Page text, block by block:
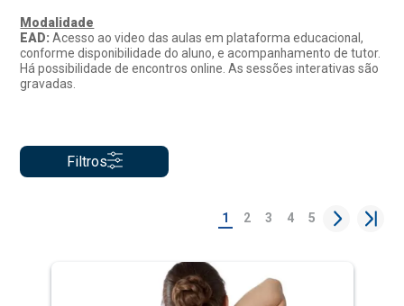
Modalidade
EAD:Acesso ao video das aulas em plataforma educacional,
conforme disponibilidade do aluno, e acompanhamento de tutor.
Há possibilidade de encontros online. As sessões interativas são
gravadas.
Filtros
1 2 3 4 5